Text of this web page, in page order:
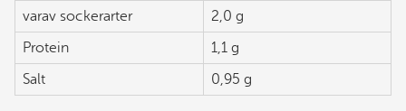
varav sockerarter
2,0 g
Protein
1,1 g
Salt
0,95 g